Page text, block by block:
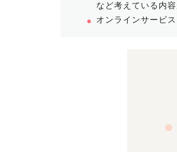
など考えている内
オンラインサービ